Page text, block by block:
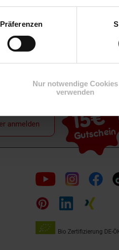
Präferenzen
Nur notwendige Cookies
verwenden
Weinwelt
15€**
Gutschein
anmelden
Folge
uns
auf
Bio Zertifizierung DE-